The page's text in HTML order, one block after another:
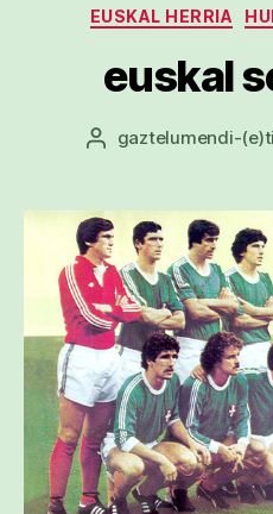
EUSKAL HERRIA
euskal
Argitalpenaren
gaztelumendi-